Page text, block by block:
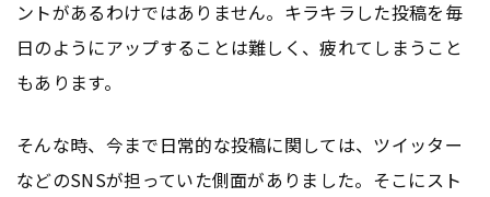
ントがあるわけではありません。キラキラした投稿を毎
日のようにアップすることは難しく、疲れてしまうこと
もあります。
そんな時、今まで日常的な投稿に関しては、ツイッター
などのSNSが担っていた側面がありました。そこにスト